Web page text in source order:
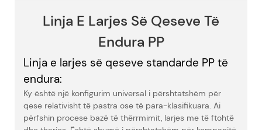
Linja E Larjes Së Qeseve Të
Endura PP
Linja e larjes së qeseve standarde PP të
endura:
Ky është një konfigurim universal i përshtatshëm për
qese relativisht të pastra ose të para-klasifikuara. Ai
përfshin procese bazë të thërrmimit, larjes me të ftohtë